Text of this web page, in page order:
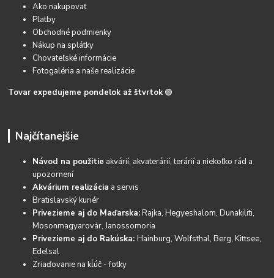
Ako nakupovať
Platby
Obchodné podmienky
Nákup na splátky
Chovateľské informácie
Fotogaléria a naše realizácie
Tovar expedujeme pondelok až štvrtok 🟢
Najčítanejšie
Návod na použitie akvárií, akvaterárií, terárií a niekoľko rád a
upozornení
Akvárium realizácia a servis
Bratislavský kuriér
Privezieme aj do Maďarska:Rajka, Hegyeshalom, Dunakiliti,
Mosonmagyarovár, Janossomoria
Privezieme aj do Rakúska:Hainburg, Wolfsthal, Berg, Kittsee,
Edelsal
Zriaďovanie na kĺúč - fotky